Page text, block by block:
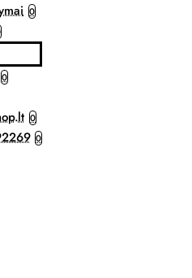
0
0
0
0